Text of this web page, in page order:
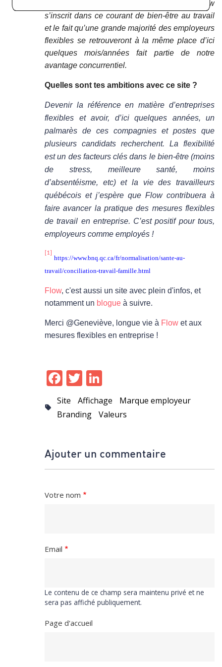
attirer mais surtout, retenir leurs employés. Flow
s’inscrit dans ce courant de bien-être au travail
et le fait qu’une grande majorité des employeurs
flexibles se retrouveront à la même place d’ici
quelques mois/années fait partie de notre
avantage concurrentiel.
Quelles sont tes ambitions avec ce site ?
Devenir la référence en matière d’entreprises
flexibles et avoir, d’ici quelques années, un
palmarès de ces compagnies et postes que
plusieurs candidats recherchent. La flexibilité
est un des facteurs clés dans le bien-être (moins
de stress, meilleure santé, moins
d’absentéisme, etc) et la vie des travailleurs
québécois et j’espère que Flow contribuera à
faire avancer la pratique des mesures flexibles
de travail en entreprise. C’est positif pour tous,
employeurs comme employés !
[1]
https://www.bnq.qc.ca/fr/normalisation/sante-au-
travail/conciliation-travail-famille.html
Flow, c'est aussi un site avec plein d'infos, et
notamment un blogue à suivre.
Merci @Geneviève, longue vie à Flow et aux
mesures flexibles en entreprise !
Facebook
Twitter
Site Affichage
Marque employeur
Branding
Valeurs
Ajouter un commentaire
Votre nom
Email
Le contenu de ce champ sera maintenu privé et ne
sera pas affiché publiquement.
Page d'accueil